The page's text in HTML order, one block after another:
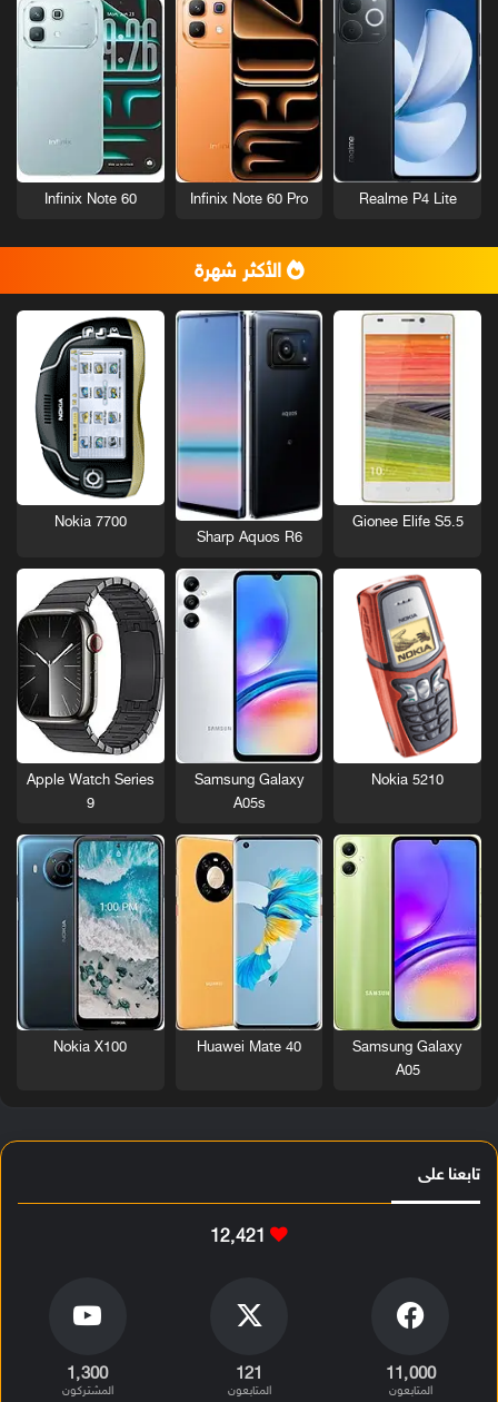
Realme P4 Lite
Infinix Note 60 Pro
Infinix Note 60
الأكثر شهرة
Gionee Elife S5.5
Sharp Aquos R6
Nokia 7700
Nokia 5210
Samsung Galaxy
A05s
Apple Watch Series
9
Samsung Galaxy
A05
Huawei Mate 40
Nokia X100
تابعنا على
12٬421
11٬000
المتابعون
121
المتابعون
1٬300
المشتركون